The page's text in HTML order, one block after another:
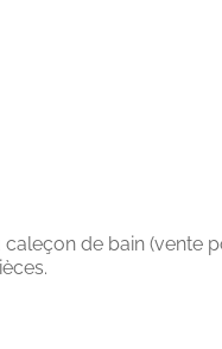
de bain (vente